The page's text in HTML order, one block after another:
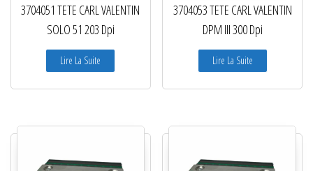
Lecteurs sans fil 1D et 2D
Logiciels étiquettes
Ré-enrouleurs Distributeurs
Rubans transfert thermique
Têtes d'impression
3704051 TETE CARL VALENTIN
SOLO 51 203 Dpi
Lire La Suite
3704053 TETE CARL VALENTIN
DPM III 300 Dpi
Lire La Suite